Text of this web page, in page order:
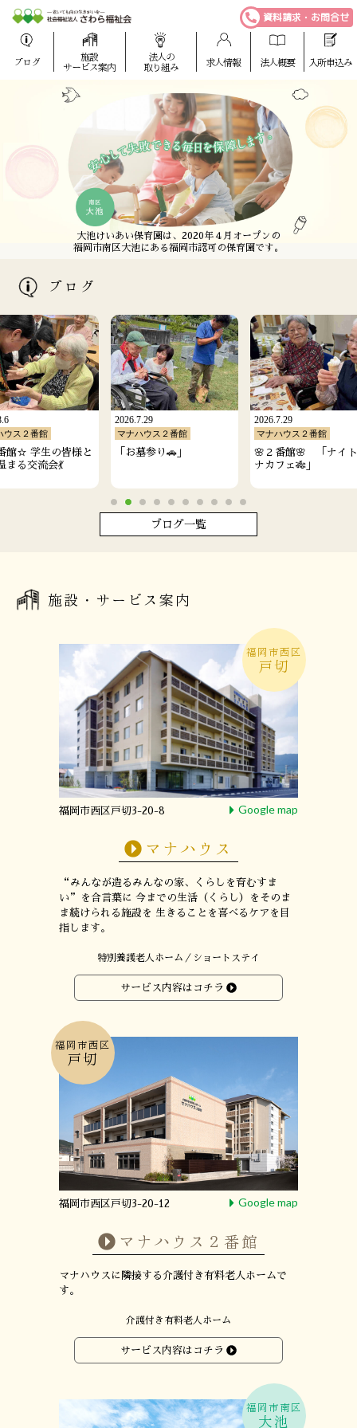
ブログ
施設
サービス案内
法人の
取り組み
求人情報 法人概要 入所申込み
資料請求・お問合せ
愛宕けいあい保育園は、2020年４月オープンの
福岡市西区愛宕にある福岡市認可の保育園です。
さわら福祉会は、福岡市西区に全室個室の特別養護
老人ホームを中心とした老人福祉施設を運営しています。
大池けいあい保育園は、2020年４月オープンの
福岡市南区大池にある福岡市認可の保育園です。
さわら福祉会は、福岡市西区に全室個室の特別養護
老人ホームを中心とした老人福祉施設を運営しています。
ブログ
ウス２番館
館☆ 学生の皆様と
まる交流会💃
2026.7.29
マナハウス２番館
「お墓参り🚗」
2026.7.29
マナハウス２番館
🌸２番館🌸 「ナイ
ナカフェ🎋」
ブログ一覧
施設・サービス案内
福岡市西区戸切3-20-8 Google map
福岡市西区
戸切
マナハウス
“みんなが造るみんなの家、くらしを育むすま
い”
を合言葉に 今までの生活（くらし）をそのま
ま続けられる施設を 生きることを喜べるケアを目
指します。
特別養護老人ホーム／ショートステイ
サービス内容はコチラ
福岡市西区戸切3-20-12 Google map
福岡市西区
戸切
マナハウス２番館
マナハウスに隣接する介護付き有料老人ホームで
す。
介護付き有料老人ホーム
サービス内容はコチラ
福岡市南区
大池